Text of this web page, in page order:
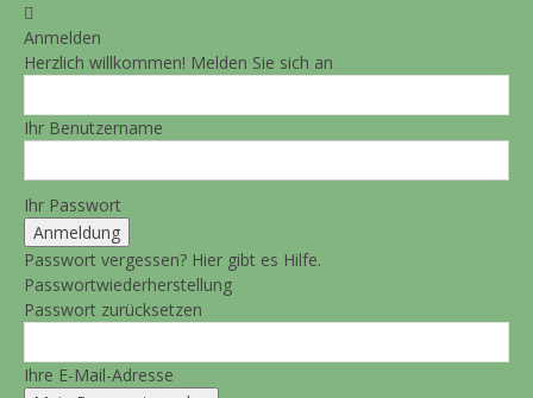
Anmelden
Herzlich willkommen! Melden Sie sich an
Ihr Benutzername
Ihr Passwort
Passwort vergessen? Hier gibt es Hilfe.
Passwortwiederherstellung
Passwort zurücksetzen
Ihre E-Mail-Adresse